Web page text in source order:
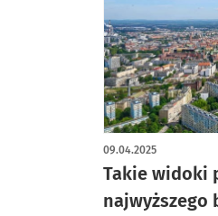
Takie widoki
najwyższego
09.04.2025
artykuł z galerią